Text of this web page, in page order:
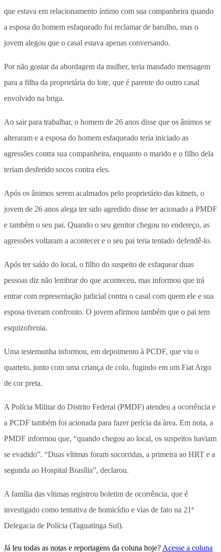
que estava em relacionamento íntimo com sua companheira quando
a esposa do homem esfaqueado foi reclamar de barulho, mas o
jovem alegou que o casal estava apenas conversando.
Por não gostar da abordagem da mulher, teria mandado mensagem
para a filha da proprietária do lote, que é parente do outro casal
envolvido na briga.
Ao sair para trabalhar, o homem de 26 anos disse que os ânimos se
alteraram e a esposa do homem esfaqueado teria iniciado as
agressões contra sua companheira, enquanto o marido e o filho dela
teriam desferido socos contra eles.
Após os ânimos serem acalmados pelo proprietário das kitnets, o
jovem de 26 anos alega ter sido agredido disse ter acionado a PMDF
e também o seu pai. Quando o seu genitor chegou no endereço, as
agressões voltaram a acontecer e o seu pai teria tentado defendê-lo.
Após ter saído do local, o filho do suspeito de esfaquear duas
pessoas diz não lembrar do que aconteceu, mas informou que irá
entrar com representação judicial contra o casal com quem ele e sua
esposa tiveram confronto. O jovem afirmou também que o pai tem
esquizofrenia.
Uma testemunha informou, em depoimento à PCDF, que viu o
quarteto, junto com uma criança de colo, fugindo em um Fiat Argo
de cor preta.
A Polícia Militar do Distrito Federal (PMDF) atendeu a ocorrência e
a PCDF também foi acionada para fazer perícia da área. Em nota, a
PMDF informou que, “quando chegou ao local, os suspeitos haviam
se evadido”. “Duas vítimas foram socorridas, a primeira ao HRT e a
segunda ao Hospital Brasília”, declarou.
A família das vítimas registrou boletim de ocorrência, que é
investigado como tentativa de homicídio e vias de fato na 21ª
Delegacia de Polícia (Taguatinga Sul).
Já leu todas as notas e reportagens da coluna hoje? Acesse a coluna